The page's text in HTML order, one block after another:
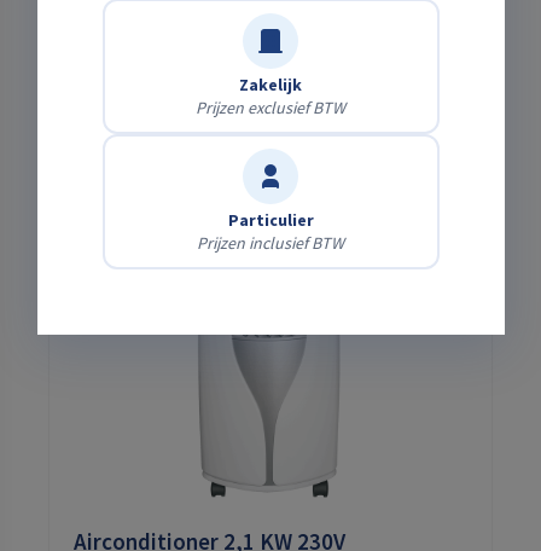
HUREN
Airconditioner 2,1 KW 230V
Zakelijk
Prijzen exclusief BTW
Particulier
Prijzen inclusief BTW